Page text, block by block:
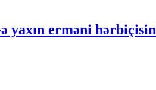
yaxın erməni